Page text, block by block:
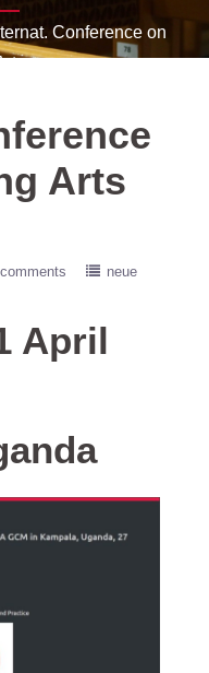
Conference on
Arts
neue
April